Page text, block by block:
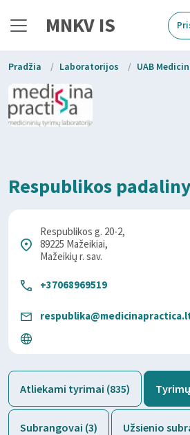
MNKV IS
Pradžia / Laboratorijos / UAB
Respublikos
Respublikos g. 20-2,
89225 Mažeikiai,
Mažeikių r. sav.
+37068969519
Atliekami tyrimai (835)
Subrangovai (3) Užsienio